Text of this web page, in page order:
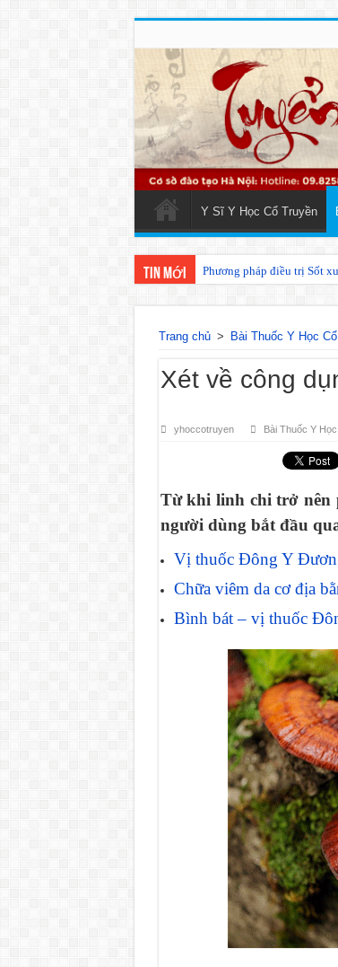
Y Sĩ Y Học Cổ Truyền
Tin mới Phương pháp điều trị Sốt
Các phương pháp điều trị
Trang chủ > Bài Thuốc Y Học
Xét về công
yhoccotruyen Bài Thuốc Y
Từ khi linh chi trở nên
người dùng bắt đầu
Vị thuốc Đông Y
Chữa viêm da cơ địa
Bình bát – vị thuốc